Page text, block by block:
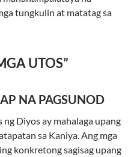
tungkulin at matatag sa
UTOS”
NA PAGSUNOD
Diyos ay mahalaga upang
sa Kaniya. Ang mga
konkretong sagisag upang